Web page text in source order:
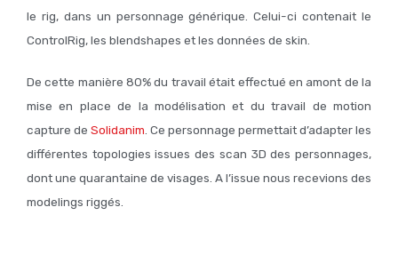
le rig, dans un personnage générique. Celui-ci contenait le
ControlRig, les blendshapes et les données de skin.
De cette manière 80% du travail était effectué en amont de la
mise en place de la modélisation et du travail de motion
capture de Solidanim . Ce personnage permettait d’adapter les
différentes topologies issues des scan 3D des personnages,
dont une quarantaine de visages. A l’issue nous recevions des
modelings riggés.